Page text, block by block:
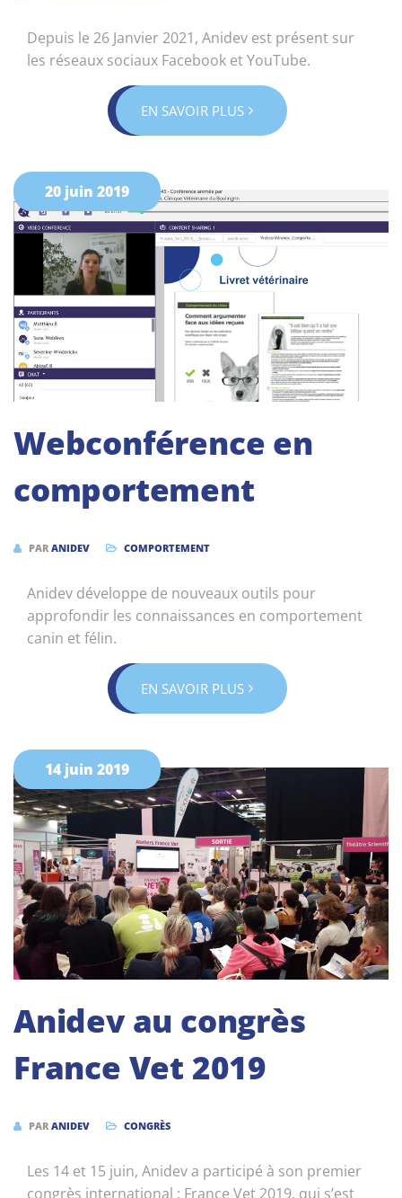
Depuis le 26 Janvier 2021, Anidev est présent sur
les réseaux sociaux Facebook et YouTube.
EN SAVOIR PLUS
20 juin 2019
Webconférence en
comportement
PAR ANIDEV COMPORTEMENT
Anidev développe de nouveaux outils pour
approfondir les connaissances en comportement
canin et félin.
EN SAVOIR PLUS
14 juin 2019
Anidev au congrès
France Vet 2019
PAR ANIDEV CONGRÈS
Les 14 et 15 juin, Anidev a participé à son premier
congrès international : France Vet 2019, qui s’est